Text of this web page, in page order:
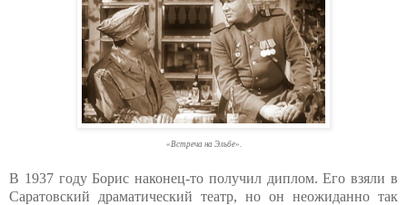
«Встреча на Эльбе».
В 1937 году Борис наконец-то получил диплом. Его взяли в
Саратовский драматический театр, но он неожиданно так